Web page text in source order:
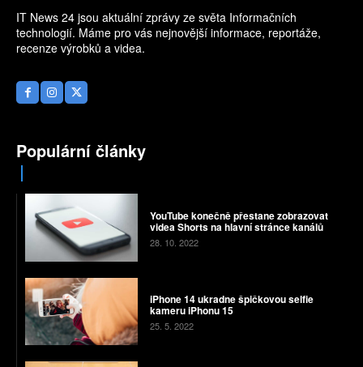
IT News 24 jsou aktuální zprávy ze světa Informačních
technologií. Máme pro vás nejnovější informace, reportáže,
recenze výrobků a videa.
Populární články
YouTube konečně přestane zobrazovat
videa Shorts na hlavní stránce kanálů
28. 10. 2022
iPhone 14 ukradne špičkovou selfie
kameru iPhonu 15
25. 5. 2022